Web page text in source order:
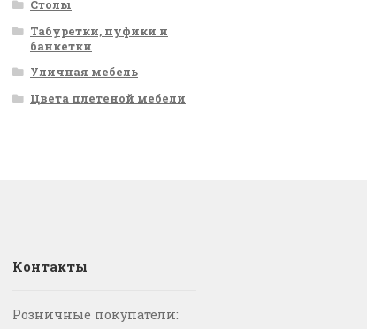
Столы
Табуретки, пуфики и
банкетки
Уличная мебель
Цвета плетеной мебели
Контакты
Розничные покупатели: